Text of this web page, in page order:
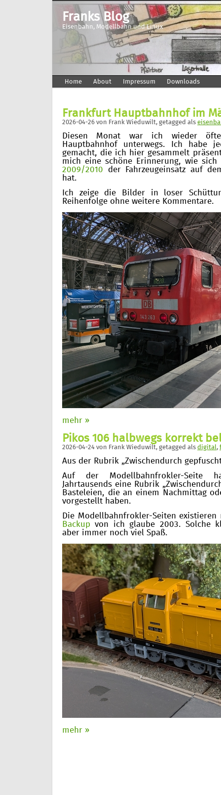
Franks Blog
Eisenbahn, Modellbahn und Linux
Home About Impressum Downloads
Frankfurt Hauptbahnhof im
2026-04-26 von Frank Wieduwilt, getagged als
Diesen Monat war ich wieder
Hauptbahnhof unterwegs. Ich habe
gemacht, die ich hier gesammelt
mich eine schöne Erinnerung, wie
2009/2010 der Fahrzeugeinsatz auf
hat.
Ich zeige die Bilder in loser
Reihenfolge ohne weitere Kommentare.
mehr »
Pikos 106 halbwegs korrekt
2026-04-24 von Frank Wieduwilt, getagged als digital,
Aus der Rubrik „Zwischendurch
Auf der Modellbahnfrokler-Seite
Jahrtausends eine Rubrik
Basteleien, die an einem Nachmittag
vorgestellt haben.
Die Modellbahnfrokler-Seiten
Backup von ich glaube 2003. Solche
aber immer noch viel Spaß.
mehr »